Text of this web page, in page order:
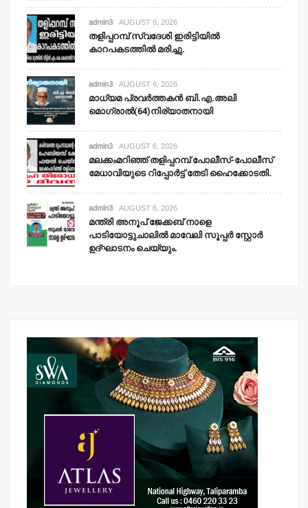
admin3 AUGUST 6, 2026
തളിപ്പറമ്പ് സ്വദേശി ഇരിട്ടിയില്‍
കാറപകടത്തില്‍ മരിച്ചു.
admin3 AUGUST 6, 2026
മാധ്യമ പ്രവര്‍ത്തകന്‍ ബി.എ.അലി
മൊഗ്രാല്‍(64)നിര്യാതനായി
admin3 AUGUST 6, 2026
മലക്കംമറിഞ്ഞ് തളിപ്പറമ്പ് പോലീസ്-പോലീസ്
മേധാവിയുടെ റിപ്പോര്‍ട്ട് തേടി ഹൈക്കോടതി.
admin3 AUGUST 6, 2026
മന്ത്രി അനൂപ് ജേക്കബ് നാളെ
പാടിയോട്ടുചാലില്‍ മാവേലി സൂപ്പര്‍ സ്റ്റോര്‍
ഉദ്ഘാടനം ചെയ്യും.